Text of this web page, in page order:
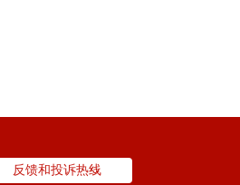
反馈和投诉热线